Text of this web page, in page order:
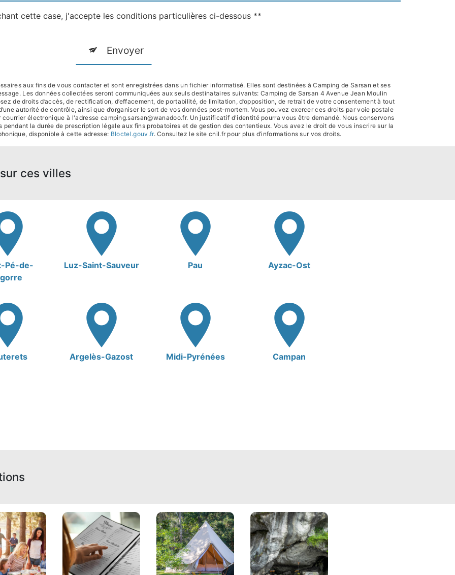
cette case, j'accepte les conditions particulières ci-dessous **
Envoyer
aux fins de vous contacter et sont enregistrées dans un fichier informatisé. Elles sont destinées à Camping de Sarsan et ses
Les données collectées seront communiquées aux seuls destinataires suivants: Camping de Sarsan 4 Avenue Jean Moulin
de droits d’accès, de rectification, d’effacement, de portabilité, de limitation, d’opposition, de retrait de votre consentement à tout
autorité de contrôle, ainsi que d’organiser le sort de vos données post-mortem. Vous pouvez exercer ces droits par voie postale
électronique à l'adresse camping.sarsan@wanadoo.fr. Un justificatif d'identité pourra vous être demandé. Nous conservons
la durée de prescription légale aux fins probatoires et de gestion des contentieux. Vous avez le droit de vous inscrire sur la
disponible à cette adresse: Bloctel.gouv.fr. Consultez le site cnil.fr pour plus d’informations sur vos droits.
ces villes
Pé-de-
Luz-Saint-Sauveur Pau Ayzac-Ost
Argelès-Gazost Midi-Pyrénées Campan